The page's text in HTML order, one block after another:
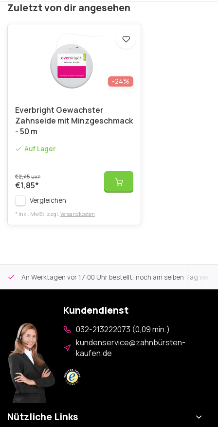
Zuletzt von dir angesehen
-24%
Everbright Gewachster
Zahnseide mit Minzgeschmack
- 50 m
Auf Lager
€2,45UVP
€1,85*
Vergleichen
* Inkl. MwSt. zzgl. Versandkosten
An Werktagen vor 17:00 Uhr bestellt, noch am selben Tag
Kundendienst
032-213222073 (0,09 min.)
kundenservice@zahnbürsten-
kaufen.de
Nützliche Links